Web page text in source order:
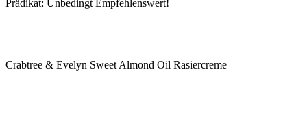
Prädikat: Unbedingt Empfehlenswert!
Crabtree & Evelyn Sweet Almond Oil Rasiercreme